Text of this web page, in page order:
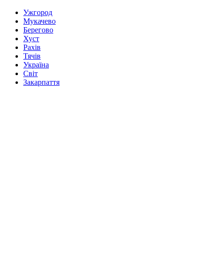
Ужгород
Мукачево
Берегово
Хуст
Рахів
Тячів
Україна
Світ
Закарпаття